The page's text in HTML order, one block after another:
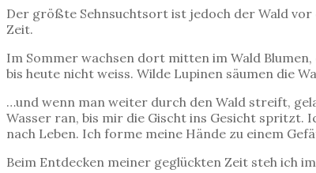
Der größte Sehnsuchtsort ist jedoch der Wald vor
Zeit.
Im Sommer wachsen dort mitten im Wald
bis heute nicht weiss. Wilde Lupinen säumen die
…und wenn man weiter durch den Wald streift,
Wasser ran, bis mir die Gischt ins Gesicht spritzt.
nach Leben. Ich forme meine Hände zu einem
Beim Entdecken meiner geglückten Zeit steh ich